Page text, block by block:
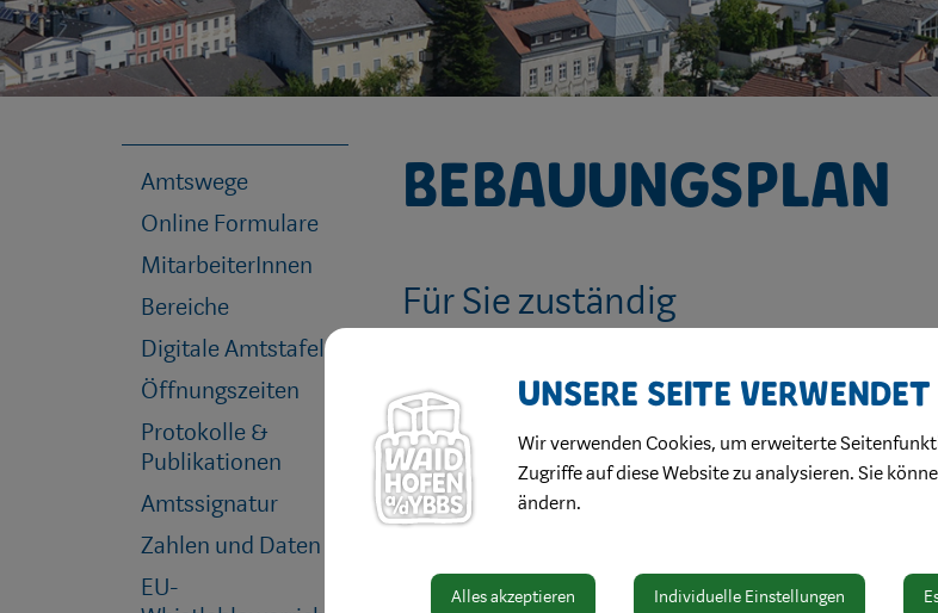
Bebauungsplan
Für Sie zuständig
T + 43 7442 511-127
Amtswege
Online Formulare
MitarbeiterInnen
Bereiche
Digitale Amtstafel
Öffnungszeiten
Protokolle &
Publikationen
Amtssignatur
Zahlen und Daten
EU-
Unsere Seite verwendet
Wir verwenden Cookies, um erweiterte
Zugriffe auf diese Website zu analysieren. Sie
ändern.
Alles akzeptieren Individuelle Einstellungen